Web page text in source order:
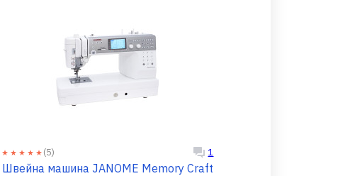
(5) 1
Швейна машина JANOME Memory Craft